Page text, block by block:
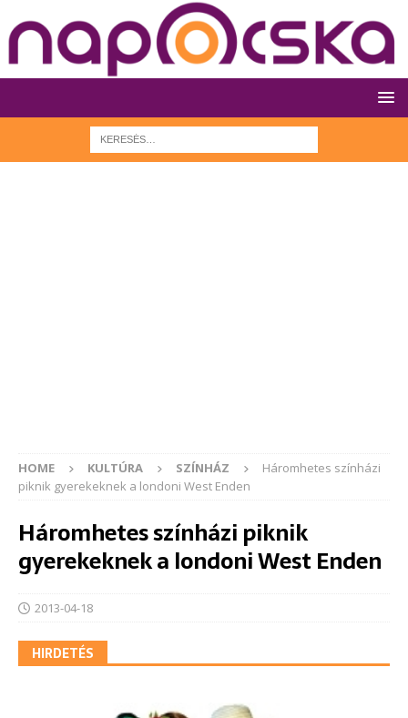
HOME KULTÚRA SZÍNHÁZ
Háromhetes színházi
piknik gyerekeknek a londoni West Enden
Háromhetes színházi piknik
gyerekeknek a londoni West Enden
2013-04-18
HIRDETÉS